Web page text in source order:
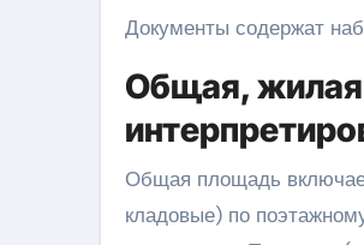
Документы содержат
Общая, жилая
Общая площадь
кладовые) по